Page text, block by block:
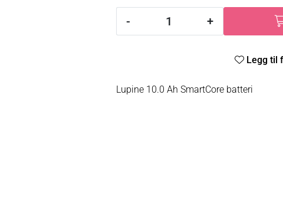
- +
Legg til
Lupine 10.0 Ah SmartCore batteri